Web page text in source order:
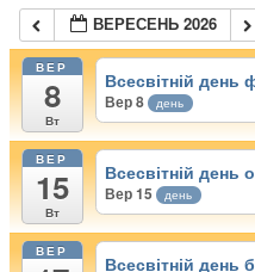
ВЕРЕСЕНЬ 2026
ВЕР
8
Вт
Всесвітній день
Вер 8 день
ВЕР
15
Вт
Всесвітній день
Вер 15 день
ВЕР
Всесвітній день